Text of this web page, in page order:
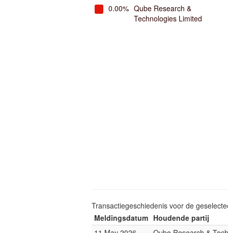
0.00% Qube Research &
Technologies Limited
Transactiegeschiedenis voor de
Meldingsdatum Houdende partij